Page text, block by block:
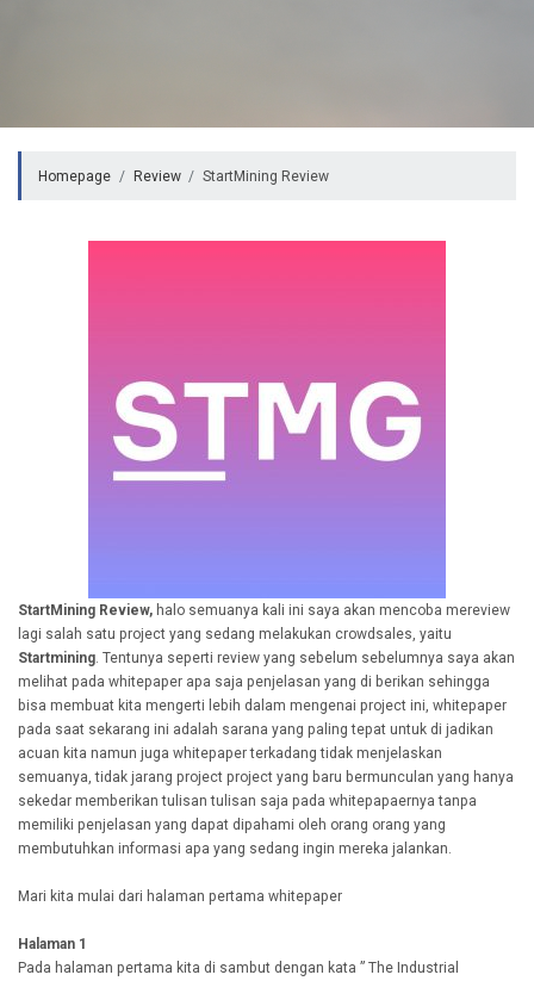
Homepage Review StartMining Review
StartMining Review, halo semuanya kali ini saya akan mencoba mereview
lagi salah satu project yang sedang melakukan crowdsales, yaitu
Startmining . Tentunya seperti review yang sebelum sebelumnya saya akan
melihat pada whitepaper apa saja penjelasan yang di berikan sehingga
bisa membuat kita mengerti lebih dalam mengenai project ini, whitepaper
pada saat sekarang ini adalah sarana yang paling tepat untuk di jadikan
acuan kita namun juga whitepaper terkadang tidak menjelaskan
semuanya, tidak jarang project project yang baru bermunculan yang hanya
sekedar memberikan tulisan tulisan saja pada whitepapaernya tanpa
memiliki penjelasan yang dapat dipahami oleh orang orang yang
membutuhkan informasi apa yang sedang ingin mereka jalankan.
Mari kita mulai dari halaman pertama whitepaper
Halaman 1
Pada halaman pertama kita di sambut dengan kata ” The Industrial